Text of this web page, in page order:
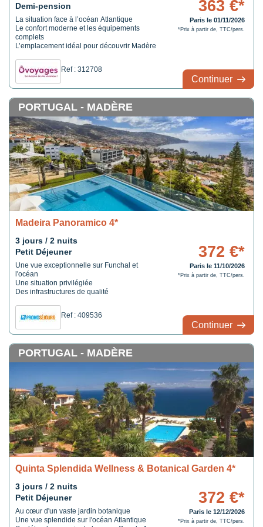
Demi-pension
La situation face à l’océan Atlantique
Le confort moderne et les équipements
complets
L’emplacement idéal pour découvrir Madère
Ref : 312708
363 €*
Paris le 01/11/2026
*Prix à partir de, TTC/pers.
Continuer
PORTUGAL - MADÈRE
Madeira Panoramico 4*
3 jours / 2 nuits
Petit Déjeuner
Une vue exceptionnelle sur Funchal et
l'océan
Une situation privilégiée
Des infrastructures de qualité
Ref : 409536
372 €*
Paris le 11/10/2026
*Prix à partir de, TTC/pers.
Continuer
PORTUGAL - MADÈRE
Quinta Splendida Wellness & Botanical Garden 4*
3 jours / 2 nuits
Petit Déjeuner
Au cœur d'un vaste jardin botanique
Une vue splendide sur l'océan Atlantique
372 €*
Paris le 12/12/2026
*Prix à partir de, TTC/pers.